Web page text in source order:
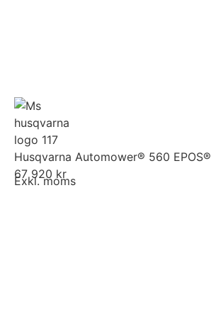
Husqvarna Automower® 560 EPOS®
67 920 kr
Exkl. moms